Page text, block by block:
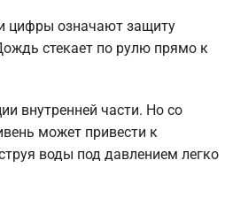
цифры означают защиту
стекает по рулю прямо к
внутренней части. Но со
может привести к
воды под давлением легко